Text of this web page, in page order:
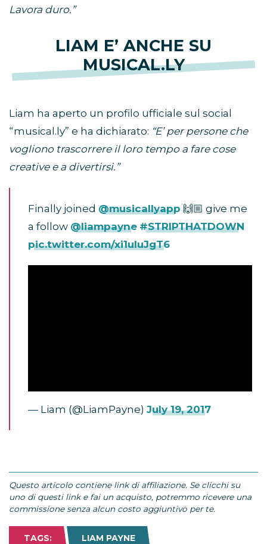
Lavora duro.”
LIAM E’ ANCHE SU
MUSICAL.LY
Liam ha aperto un profilo ufficiale sul social
“musical.ly” e ha dichiarato: “E’ per persone che
vogliono trascorrere il loro tempo a fare cose
creative e a divertirsi.”
Finally joined @musicallyapp 🙌🏼 give me
a follow @liampayne #STRIPTHATDOWN
pic.twitter.com/xi1uluJgT6
— Liam (@LiamPayne) July 19, 2017
Questo articolo contiene link di affiliazione. Se clicchi su
uno di questi link e fai un acquisto, potremmo ricevere una
commissione senza alcun costo aggiuntivo per te.
TAGS: LIAM PAYNE